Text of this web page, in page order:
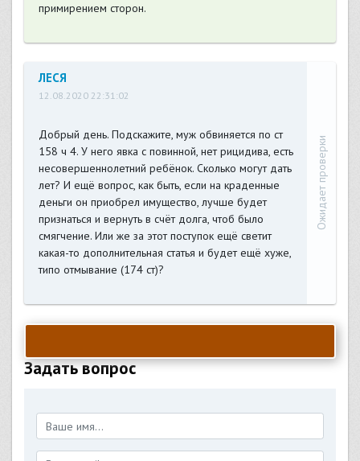
примирением сторон.
ЛЕСЯ
12.08.2020 22:31:02
Добрый день. Подскажите, муж обвиняется по ст
158 ч 4. У него явка с повинной, нет рицидива, есть
несовершеннолетний ребёнок. Сколько могут дать
лет? И ещё вопрос, как быть, если на краденные
деньги он приобрел имущество, лучше будет
признаться и вернуть в счёт долга, чтоб было
смягчение. Или же за этот поступок ещё светит
какая-то дополнительная статья и будет ещё хуже,
типо отмывание (174 ст)?
Ожидает проверки
Задать вопрос